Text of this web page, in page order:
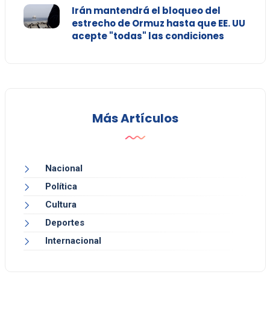
Irán mantendrá el bloqueo del
estrecho de Ormuz hasta que EE. UU
acepte "todas" las condiciones
Más Artículos
Nacional
Política
Cultura
Deportes
Internacional